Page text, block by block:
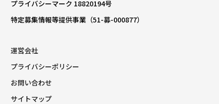
プライバシーマーク 18820194号
特定募集情報等提供事業（51-募-000877）
運営会社
プライバシーポリシー
お問い合わせ
サイトマップ